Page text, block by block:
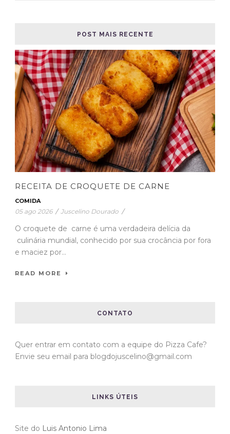
POST MAIS RECENTE
RECEITA DE CROQUETE DE CARNE
COMIDA
05 ago 2026 / Juscelino Dourado /
O croquete de carne é uma verdadeira delícia da
culinária mundial, conhecido por sua crocância por fora
e maciez por...
READ MORE
CONTATO
Quer entrar em contato com a equipe do Pizza Cafe?
Envie seu email para blogdojuscelino@gmail.com
LINKS ÚTEIS
Site do Luis Antonio Lima